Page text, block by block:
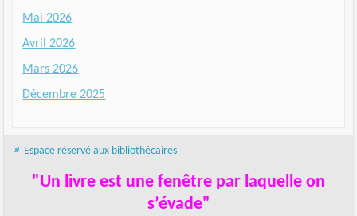
Mai 2026
Avril 2026
Mars 2026
Décembre 2025
Espace réservé aux bibliothécaires
"Un livre est une fenêtre par laquelle on
s’évade"